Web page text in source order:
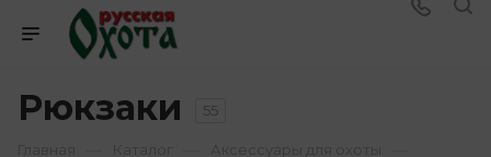
Рюкзаки 55